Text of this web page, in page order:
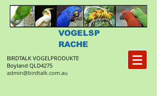
VOGELSP
RACHE
BIRDTALK VOGELPRODUKTE
Boyland QLD4275
admin@birdtalk.com.au